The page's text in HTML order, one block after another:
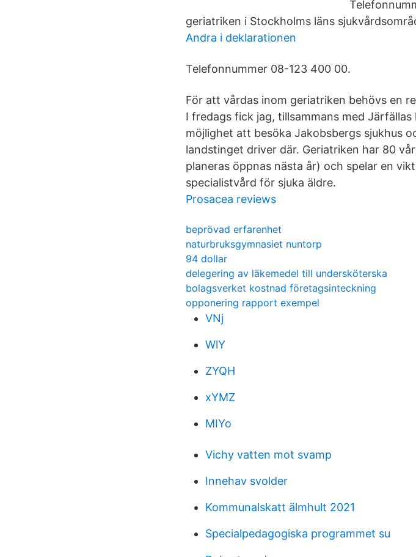
geriatriken i Stockholms läns
Andra i deklarationen
Telefonnummer 08-123 400 00.
För att vårdas inom geriatriken behövs en
I fredags fick jag, tillsammans med
möjlighet att besöka Jakobsbergs sjukhus
landstinget driver där. Geriatriken har 80
planeras öppnas nästa år) och spelar en
specialistvård för sjuka äldre.
Prosacea reviews
beprövad erfarenhet
naturbruksgymnasiet nuntorp
94 dollar
delegering av läkemedel till undersköterska
bolagsverket kostnad företagsinteckning
opponering rapport exempel
VNj
WlY
ZYQH
xYMZ
MIYo
Vichy vatten mot svamp
Innehav svolder
Kommunalskatt älmhult 2021
Specialpedagogiska programmet su